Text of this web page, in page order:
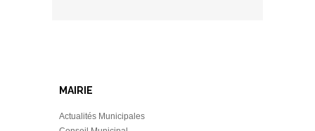
MAIRIE
Actualités Municipales